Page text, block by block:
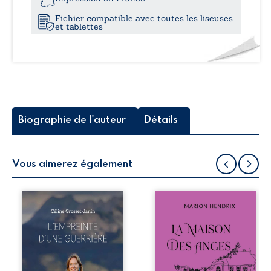
Fichier compatible avec toutes les liseuses
et tablettes
Biographie de l'auteur Détails
Vous aimerez également
Que reste-t-il de
l’enfance lorsque
la maladie impose
ses propres règles
? L’empreinte
d’une guerrière
livre, sans détour,
Nous sommes en
après le décès du
patriarche
Anatole-Eustache.
La famille devra
affronter non